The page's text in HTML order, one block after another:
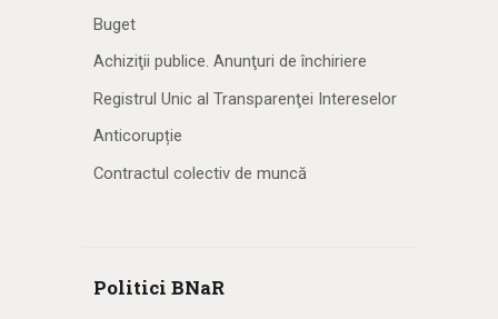
Buget
Achiziţii publice. Anunţuri de închiriere
Registrul Unic al Transparenţei Intereselor
Anticorupție
Contractul colectiv de muncă
Politici BNaR